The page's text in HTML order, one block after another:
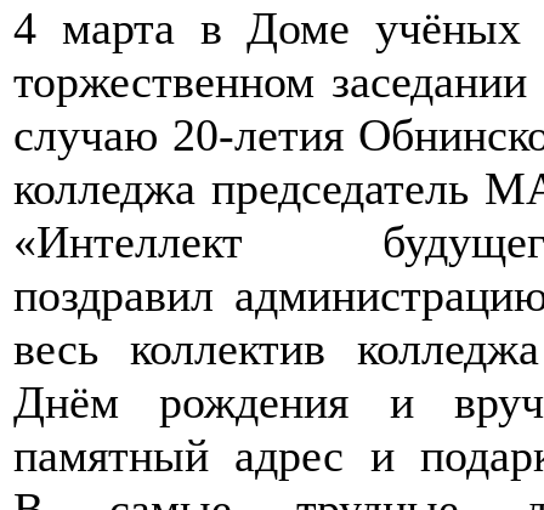
4 марта в Доме учёных
торжественном заседании
случаю 20-летия
колледжа председатель
«Интеллект
поздравил
весь коллектив
Днём рождения и
памятный адрес и